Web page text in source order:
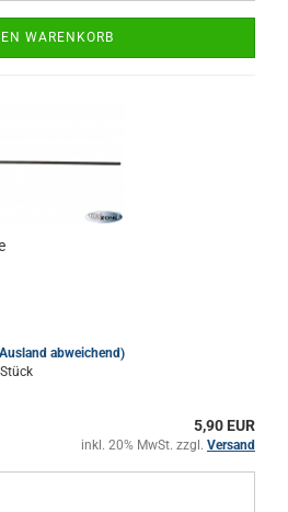
WARENKORB
abweichend)
5,90 EUR
inkl. 20% MwSt. zzgl. Versand